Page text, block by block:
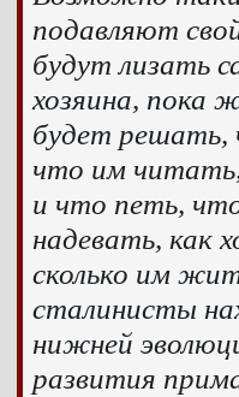
подавляют
будут лизать
хозяина, пока
будет
что им
и что петь,
надевать, как
сколько им
сталинисты
нижней
развития